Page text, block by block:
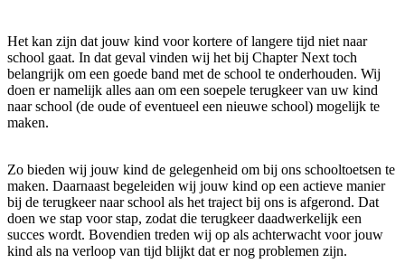
Het kan zijn dat jouw kind voor kortere of langere tijd niet naar
school gaat. In dat geval vinden wij het bij Chapter Next toch
belangrijk om een goede band met de school te onderhouden. Wij
doen er namelijk alles aan om een soepele terugkeer van uw kind
naar school (de oude of eventueel een nieuwe school) mogelijk te
maken.
Zo bieden wij jouw kind de gelegenheid om bij ons schooltoetsen te
maken. Daarnaast begeleiden wij jouw kind op een actieve manier
bij de terugkeer naar school als het traject bij ons is afgerond. Dat
doen we stap voor stap, zodat die terugkeer daadwerkelijk een
succes wordt. Bovendien treden wij op als achterwacht voor jouw
kind als na verloop van tijd blijkt dat er nog problemen zijn.